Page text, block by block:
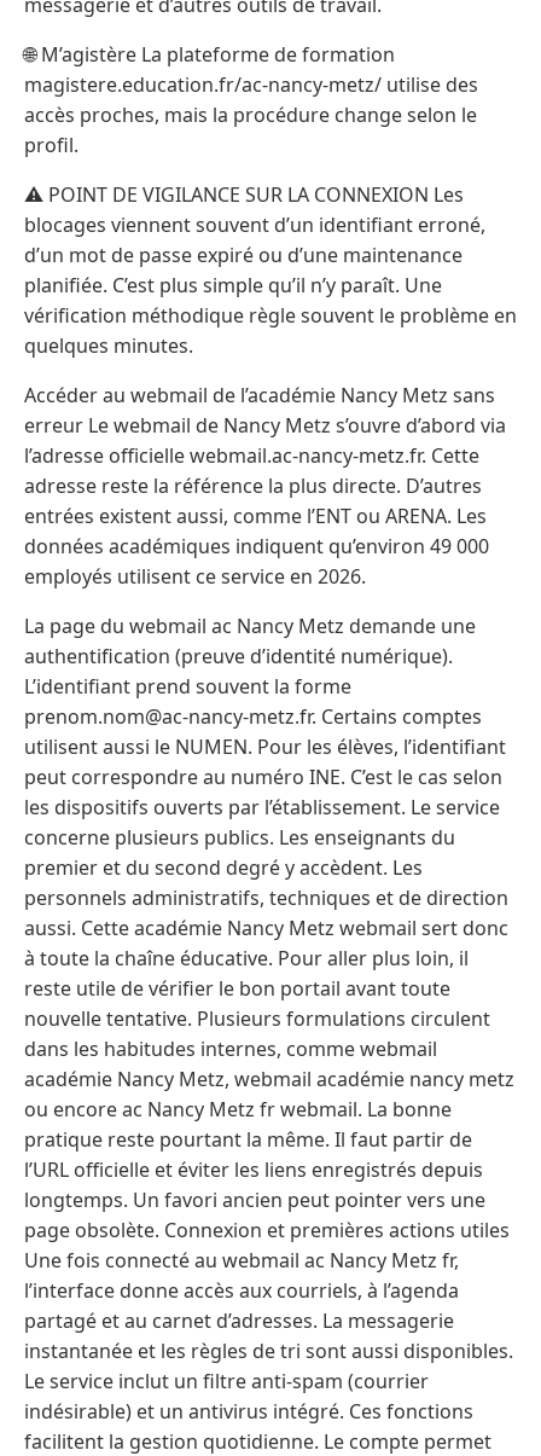
🌐 M’agistère La plateforme de formation
magistere.education.fr/ac-nancy-metz/ utilise des
accès proches, mais la procédure change selon le
profil.
⚠️ POINT DE VIGILANCE SUR LA CONNEXION Les
blocages viennent souvent d’un identifiant erroné,
d’un mot de passe expiré ou d’une maintenance
planifiée. C’est plus simple qu’il n’y paraît. Une
vérification méthodique règle souvent le problème en
quelques minutes.
Accéder au webmail de l’académie Nancy Metz sans
erreur Le webmail de Nancy Metz s’ouvre d’abord via
l’adresse officielle webmail.ac-nancy-metz.fr. Cette
adresse reste la référence la plus directe. D’autres
entrées existent aussi, comme l’ENT ou ARENA. Les
données académiques indiquent qu’environ 49 000
employés utilisent ce service en 2026.
La page du webmail ac Nancy Metz demande une
authentification (preuve d’identité numérique).
L’identifiant prend souvent la forme
prenom.nom@ac-nancy-metz.fr. Certains comptes
utilisent aussi le NUMEN. Pour les élèves, l’identifiant
peut correspondre au numéro INE. C’est le cas selon
les dispositifs ouverts par l’établissement. Le service
concerne plusieurs publics. Les enseignants du
premier et du second degré y accèdent. Les
personnels administratifs, techniques et de direction
aussi. Cette académie Nancy Metz webmail sert donc
à toute la chaîne éducative. Pour aller plus loin, il
reste utile de vérifier le bon portail avant toute
nouvelle tentative. Plusieurs formulations circulent
dans les habitudes internes, comme webmail
académie Nancy Metz, webmail académie nancy metz
ou encore ac Nancy Metz fr webmail. La bonne
pratique reste pourtant la même. Il faut partir de
l’URL officielle et éviter les liens enregistrés depuis
longtemps. Un favori ancien peut pointer vers une
page obsolète. Connexion et premières actions utiles
Une fois connecté au webmail ac Nancy Metz fr,
l’interface donne accès aux courriels, à l’agenda
partagé et au carnet d’adresses. La messagerie
instantanée et les règles de tri sont aussi disponibles.
Le service inclut un filtre anti-spam (courrier
indésirable) et un antivirus intégré. Ces fonctions
facilitent la gestion quotidienne. Le compte permet